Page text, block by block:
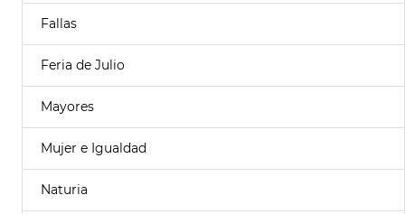
Fallas
Feria de Julio
Mayores
Mujer e Igualdad
Naturia